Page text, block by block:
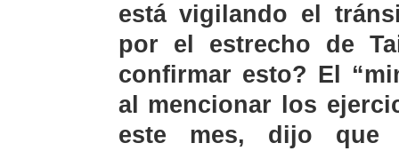
está vigilando el
por el estrecho de
confirmar esto? El
al mencionar los
este mes, dijo que